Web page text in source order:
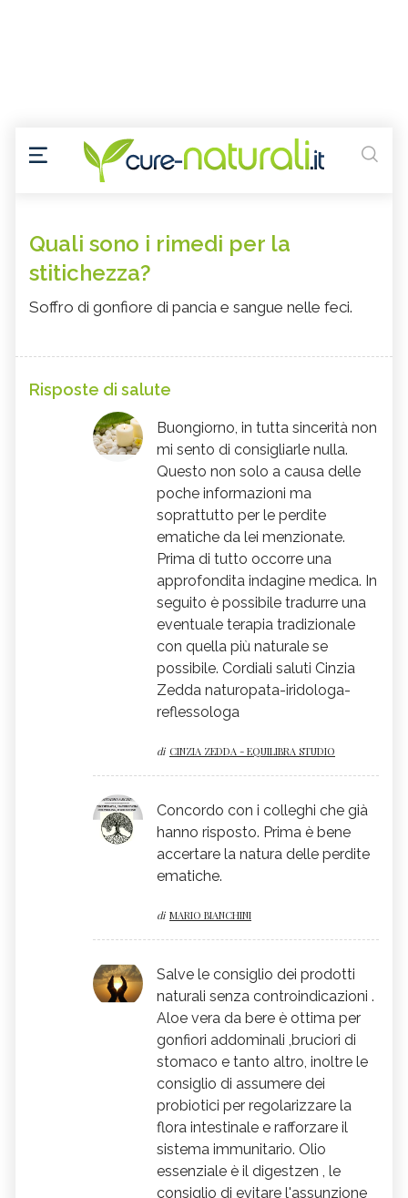
Quali sono i rimedi per la
stitichezza?
Soffro di gonfiore di pancia e sangue nelle feci.
Risposte di salute
Buongiorno, in tutta sincerità non
mi sento di consigliarle nulla.
Questo non solo a causa delle
poche informazioni ma
soprattutto per le perdite
ematiche da lei menzionate.
Prima di tutto occorre una
approfondita indagine medica. In
seguito è possibile tradurre una
eventuale terapia tradizionale
con quella più naturale se
possibile. Cordiali saluti Cinzia
Zedda naturopata-iridologa-
reflessologa
di CINZIA ZEDDA - EQUILIBRA STUDIO
Concordo con i colleghi che già
hanno risposto. Prima è bene
accertare la natura delle perdite
ematiche.
di MARIO BIANCHINI
Salve le consiglio dei prodotti
naturali senza controindicazioni .
Aloe vera da bere è ottima per
gonfiori addominali ,bruciori di
stomaco e tanto altro, inoltre le
consiglio di assumere dei
probiotici per regolarizzare la
flora intestinale e rafforzare il
sistema immunitario. Olio
essenziale è il digestzen , le
consiglio di evitare l'assunzione